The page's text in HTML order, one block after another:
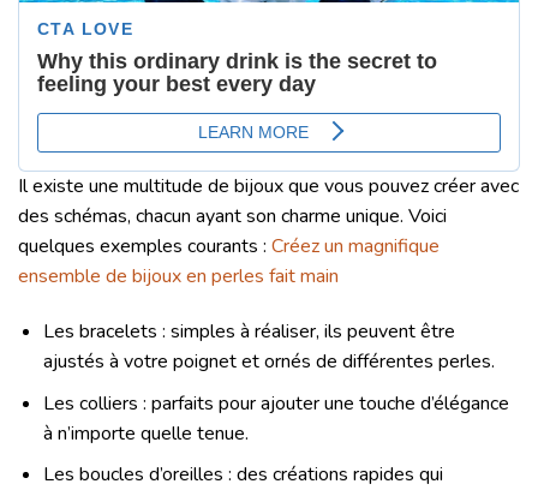
Il existe une multitude de bijoux que vous pouvez créer avec
des schémas, chacun ayant son charme unique. Voici
quelques exemples courants : Créez un magnifique
ensemble de bijoux en perles fait main
Les bracelets : simples à réaliser, ils peuvent être
ajustés à votre poignet et ornés de différentes perles.
Les colliers : parfaits pour ajouter une touche d’élégance
à n’importe quelle tenue.
Les boucles d’oreilles : des créations rapides qui